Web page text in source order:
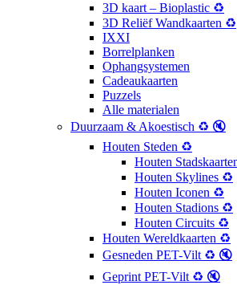
3D kaart – Bioplastic ♻️
3D Reliëf Wandkaarten ♻️
IXXI
Borrelplanken
Ophangsystemen
Cadeaukaarten
Puzzels
Alle materialen
Duurzaam & Akoestisch ♻️ 🔇
Houten Steden ♻️
Houten
Houten Skylines ♻️
Houten Iconen ♻️
Houten Stadions ♻️
Houten Circuits ♻️
Houten Wereldkaarten ♻️
Gesneden PET-Vilt ♻️ 🔇
Geprint PET-Vilt ♻️ 🔇